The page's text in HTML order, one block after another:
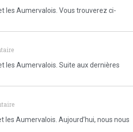
les Aumervalois. Vous trouverez ci-
les Aumervalois. Suite aux dernières
les Aumervalois. Aujourd’hui, nous nous